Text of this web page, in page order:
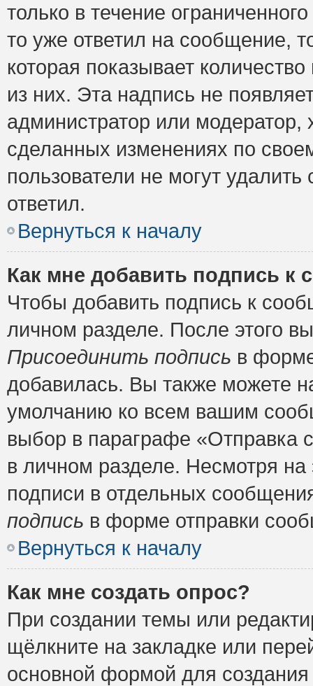
только в течение
то уже ответил на сообщение,
которая показывает
из них. Эта надпись не
администратор или модератор,
сделанных изменениях по
пользователи не могут
ответил.
Вернуться к началу
Как мне добавить подпись к
Чтобы добавить подпись к
личном разделе. После этого
Присоединить подпись в
добавилась. Вы также можете
умолчанию ко всем вашим
выбор в параграфе «Отправка
в личном разделе. Несмотря
подписи в отдельных
подпись в форме отправки
Вернуться к началу
Как мне создать опрос?
При создании темы или
щёлкните на закладке или
основной формой для